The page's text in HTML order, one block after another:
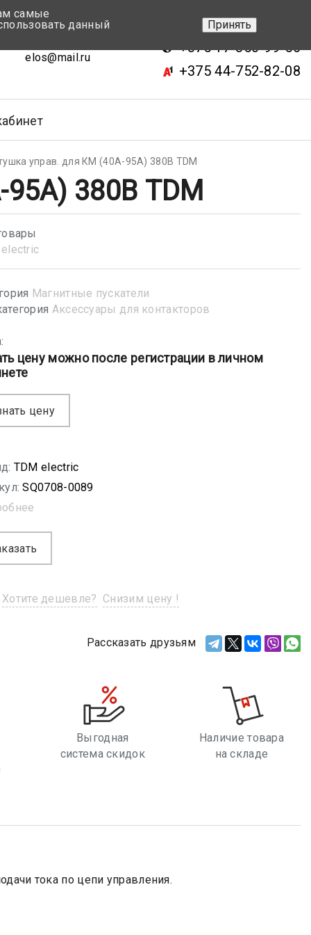
elos@mail.ru
+375 17-343-46-70
+375 17-350-99-56
+375 44-752-82-08
управ. для КМ (40А-95А) 380В TDM
380В TDM
Магнитные пускатели
Аксессуары для контакторов
цену можно после регистрации в личном
цену
TDM electric
SQ0708-0089
Хотите дешевле? Снизим цену !
Рассказать друзьям
Выгодная
система скидок
Наличие товара
на складе
тока по цепи управления.
самые
данный
Принять